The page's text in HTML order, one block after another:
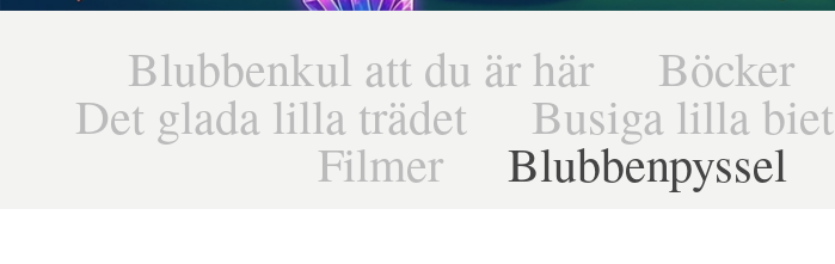
Blubbenkul att du är här Böcker
Det glada lilla trädet Busiga lilla biet
Filmer Blubbenpyssel